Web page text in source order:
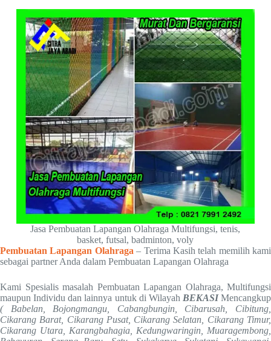
Jasa Pembuatan Lapangan Olahraga Multifungsi, tenis,
basket, futsal, badminton, voly
Pembuatan Lapangan Olahraga – Terima Kasih telah memilih kami
sebagai partner Anda dalam Pembuatan Lapangan Olahraga
Kami Spesialis masalah Pembuatan Lapangan Olahraga, Multifungsi
maupun Individu dan lainnya untuk di Wilayah BEKASIMencangkup
( Babelan, Bojongmangu, Cabangbungin, Cibarusah, Cibitung,
Cikarang Barat, Cikarang Pusat, Cikarang Selatan, Cikarang Timur,
Cikarang Utara, Karangbahagia, Kedungwaringin, Muaragembong,